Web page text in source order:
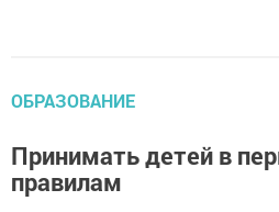
ОБРАЗОВАНИЕ
Принимать детей в
правилам